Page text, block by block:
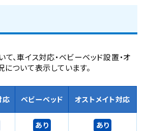
、車イス対応・ベビーベッド設置・オ
ついて表示しています。
応 ベビーベッド オストメイト対応
あり あり